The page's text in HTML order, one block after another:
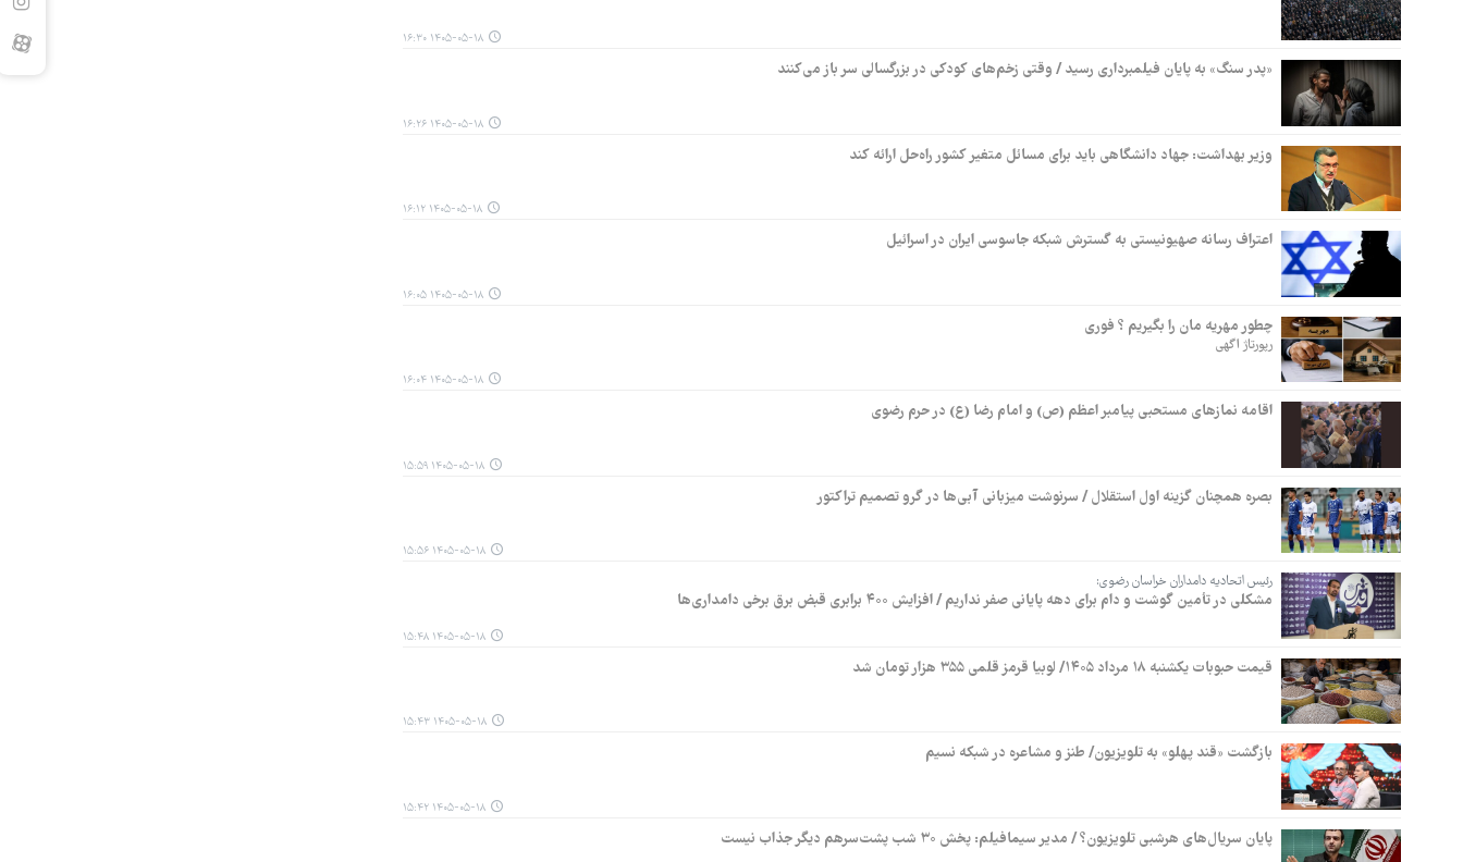
۱۴۰۵-۰۵-۱۸ ۱۶:۳۰
«پدر سنگ» به پایان فیلمبرداری رسید / وقتی زخم‌های کودکی در بزرگسالی سر باز می‌کنند
۱۴۰۵-۰۵-۱۸ ۱۶:۲۶
وزیر بهداشت: جهاد دانشگاهی باید برای مسائل متغیر کشور راه‌حل ارائه کند
۱۴۰۵-۰۵-۱۸ ۱۶:۱۲
اعتراف رسانه صهیونیستی به گسترش شبکه جاسوسی ایران در اسرائیل
۱۴۰۵-۰۵-۱۸ ۱۶:۰۵
چطور مهریه مان را بگیریم ؟ فوری
رپورتاژ اگهی
۱۴۰۵-۰۵-۱۸ ۱۶:۰۴
اقامه نمازهای مستحبی پیامبر اعظم (ص) و امام رضا (ع) در حرم رضوی
۱۴۰۵-۰۵-۱۸ ۱۵:۵۹
بصره همچنان گزینه اول استقلال / سرنوشت میزبانی آبی‌ها در گرو تصمیم تراکتور
۱۴۰۵-۰۵-۱۸ ۱۵:۵۶
رئیس اتحادیه دامداران خراسان رضوی:
مشکلی در تأمین گوشت و دام برای دهه پایانی صفر نداریم / افزایش ۴۰۰ برابری قبض برق برخی دامداری‌ها
۱۴۰۵-۰۵-۱۸ ۱۵:۴۸
قیمت حبوبات یکشنبه ۱۸ مرداد ۱۴۰۵/ لوبیا قرمز قلمی ۳۵۵ هزار تومان شد
۱۴۰۵-۰۵-۱۸ ۱۵:۴۳
بازگشت «قند پهلو» به تلویزیون/ طنز و مشاعره در شبکه نسیم
۱۴۰۵-۰۵-۱۸ ۱۵:۴۲
پایان سریال‌های هرشبی تلویزیون؟ / مدیر سیمافیلم: پخش ۳۰ شب پشت‌سرهم دیگر جذاب نیست